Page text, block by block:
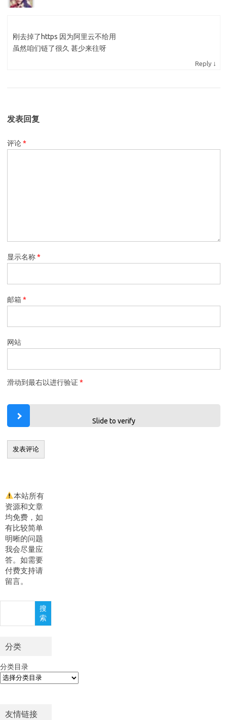
刚去掉了https 因为阿里云不给用
虽然咱们链了很久 甚少来往呀
Reply ↓
发表回复
评论*
显示名称*
邮箱*
网站
滑动到最右以进行验证 *
Slide to verify
本站所有
资源和文章
均免费，如
有比较简单
明晰的问题
我会尽量应
答。如需要
付费支持请
留言。
搜
索
分类
分类目录
友情链接